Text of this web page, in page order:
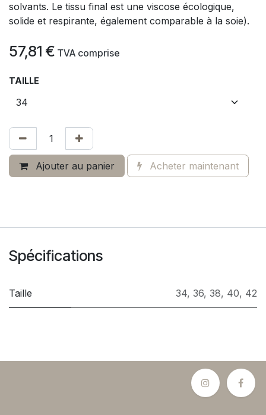
solvants. Le tissu final est une viscose écologique,
solide et respirante, également comparable à la soie).
57,81 € TVA comprise
TAILLE
Ajouter au panier Acheter maintenant
Spécifications
Taille 34, 36, 38, 40, 42